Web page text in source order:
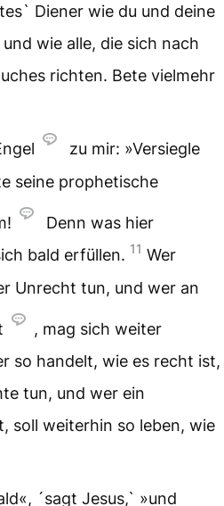
Diener wie du und deine
wie alle, die sich nach
richten. Bete vielmehr
zu mir: »Versiegle
seine prophetische
Denn was hier
bald erfüllen. 11 Wer
Unrecht tun, und wer an
, mag sich weiter
so handelt, wie es recht ist,
tun, und wer ein
soll weiterhin so leben, wie
´sagt Jesus,` »und